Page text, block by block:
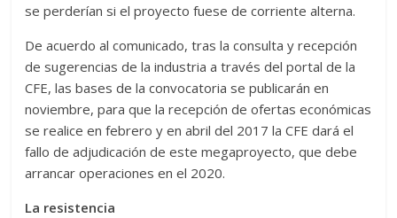
se perderían si el proyecto fuese de corriente alterna.
De acuerdo al comunicado, tras la consulta y recepción
de sugerencias de la industria a través del portal de la
CFE, las bases de la convocatoria se publicarán en
noviembre, para que la recepción de ofertas económicas
se realice en febrero y en abril del 2017 la CFE dará el
fallo de adjudicación de este megaproyecto, que debe
arrancar operaciones en el 2020.
La resistencia